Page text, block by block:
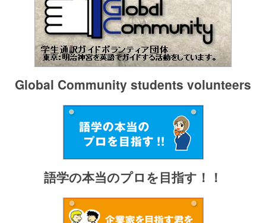
Global Community students volunteers
語学の本当のプロを目指す！！